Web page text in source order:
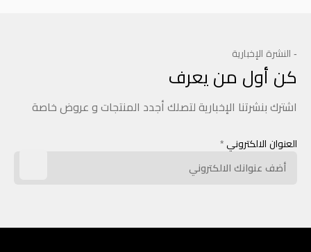
- النشرة الإخبارية
كن أول من يعرف
اشترك بنشرتنا الإخبارية لتصلك أجدد المنتجات و عروض خاصة
العنوان الالكتروني *